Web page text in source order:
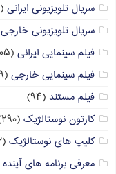
سریال تلویزیونی ایرانی (۲۱۵)
سریال تلویزیونی خارجی
فیلم سینمایی ایرانی (۴۰۵)
فیلم سینمایی خارجی (۳۸۹)
فیلم مستند (۹۴)
کارتون نوستالژیک (۲۹۰)
کلیپ های نوستالژیک (۸۳)
معرفی برنامه های آینده